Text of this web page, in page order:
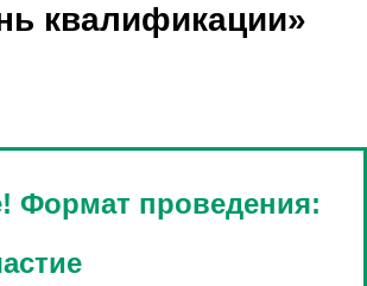
квалификации»
Формат проведения: